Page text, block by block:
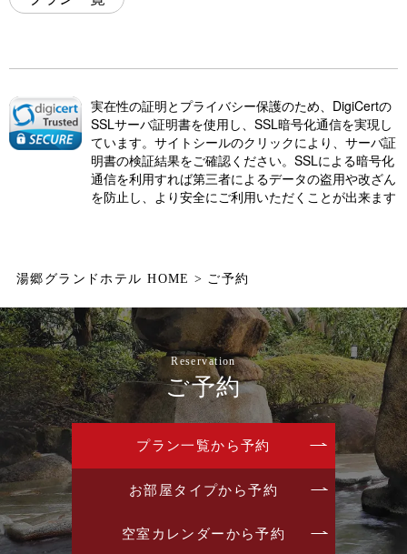
実在性の証明とプライバシー保護のため、DigiCertの
SSLサーバ証明書を使用し、SSL暗号化通信を実現し
ています。サイトシールのクリックにより、サーバ証
明書の検証結果をご確認ください。SSLによる暗号化
通信を利用すれば第三者によるデータの盗用や改ざん
を防止し、より安全にご利用いただくことが出来ます
湯郷グランドホテル HOME ご予約
Reservation
ご予約
プラン一覧から予約
お部屋タイプから予約
空室カレンダーから予約